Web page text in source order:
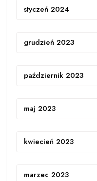
styczeń 2024
grudzień 2023
październik 2023
maj 2023
kwiecień 2023
marzec 2023